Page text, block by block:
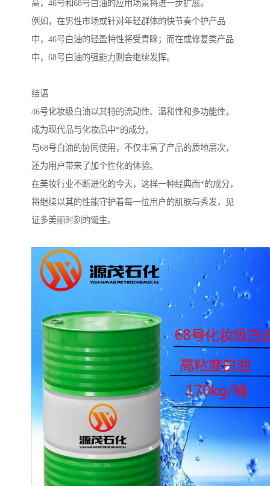
高，46号和68号白油的应用场景将进一步扩展。
例如，在男性市场或针对年轻群体的快节奏个护产品
中，46号白油的轻盈特性将受青睐；而在或修复类产品
中，68号白油的强能力则会继续发挥。
结语
46号化妆级白油以其特的流动性、温和性和多功能性，
成为现代品与化妆品中*的成分。
与68号白油的协同使用，不仅丰富了产品的质地层次，
还为用户带来了加个性化的体验。
在美妆行业不断进化的今天，这样一种经典而*的成分，
将继续以其的性能守护着每一位用户的肌肤与秀发，见
证多美丽时刻的诞生。